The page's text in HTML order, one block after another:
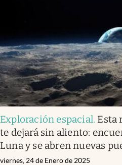
Exploración espacial. Esta
te dejará sin aliento:
Luna y se abren nuevas
viernes, 24 de Enero de 2025